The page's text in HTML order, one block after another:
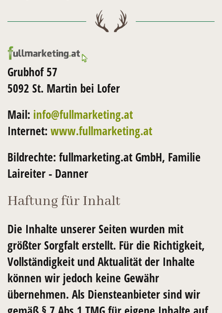
Grubhof 57
5092 St. Martin bei Lofer
Mail: info@fullmarketing.at
Internet: www.fullmarketing.at
Bildrechte: fullmarketing.at GmbH, Familie
Laireiter - Danner
Haftung für Inhalt
Die Inhalte unserer Seiten wurden mit
größter Sorgfalt erstellt. Für die Richtigkeit,
Vollständigkeit und Aktualität der Inhalte
können wir jedoch keine Gewähr
übernehmen. Als Diensteanbieter sind wir